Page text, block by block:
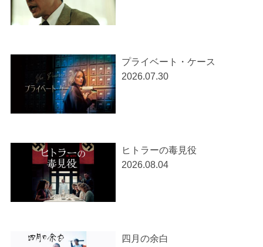
プライベート・ケース
2026.07.30
ヒトラーの毒見役
2026.08.04
四月の余白